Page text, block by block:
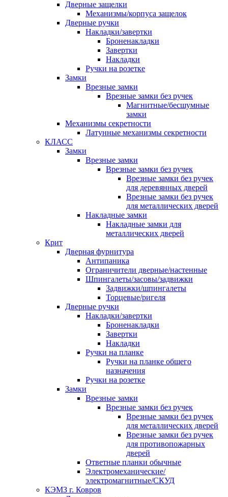
Дверные защелки
Механизмы/корпуса защелок
Дверные ручки
Накладки/завертки
Броненакладки
Завертки
Накладки
Ручки на розетке
Замки
Врезные замки
Врезные замки без ручек
Магнитные/бесшумные
замки
Механизмы секретности
Латунные механизмы секретности
КЛАСС
Замки
Врезные замки
Врезные замки без ручек
Врезные замки без ручек
для деревянных дверей
Врезные замки без ручек
для металлических дверей
Накладные замки
Накладные замки для
металлических дверей
Крит
Дверная фурнитура
Антипаника
Ограничители дверные/настенные
Шпингалеты/засовы/задвижки
Задвижки/шпингалеты
Торцевые/ригеля
Дверные ручки
Накладки/завертки
Броненакладки
Завертки
Накладки
Ручки на планке
Ручки на планке общего
назначения
Ручки на розетке
Замки
Врезные замки
Врезные замки без ручек
Врезные замки без ручек
для металлических дверей
Врезные замки без ручек
для противопожарных
дверей
Ответные планки обычные
Электромеханические/
электромагнитные/СКУД
КЭМЗ г. Ковров